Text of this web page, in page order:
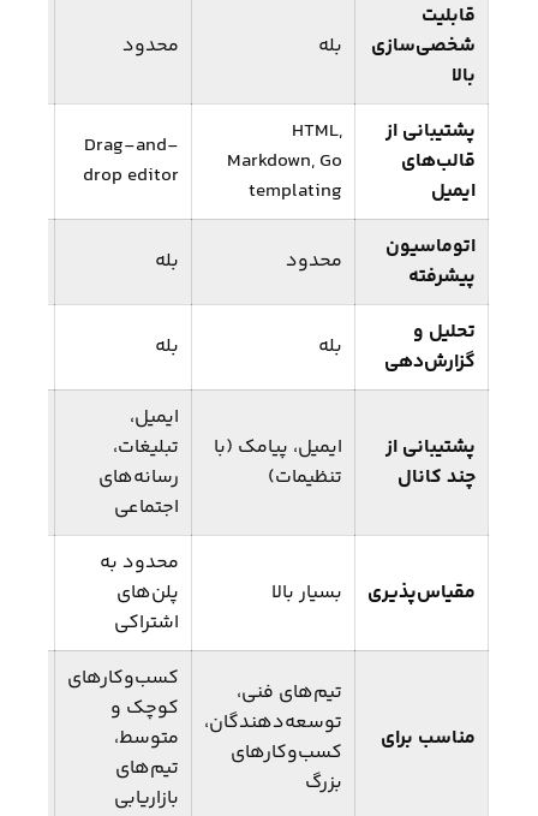
قابلیت
شخصی‌سازی
بالا
بله محدود
پشتیبانی از
قالب‌های
ایمیل
HTML,
Markdown, Go
templating
Drag-and-
drop editor
اتوماسیون
پیشرفته
محدود بله
تحلیل و
گزارش‌دهی
بله بله
پشتیبانی از
چند کانال
ایمیل، پیامک (با
تنظیمات)
ایمیل،
تبلیغات،
رسانه‌های
اجتماعی
مقیاس‌پذیری بسیار بالا
محدود به
پلن‌های
اشتراکی
مناسب برای
تیم‌های فنی،
توسعه‌دهندگان،
کسب‌وکارهای
بزرگ
کسب‌وکارهای
کوچک و
متوسط،
تیم‌های
بازاریابی